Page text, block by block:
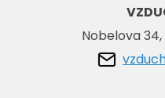
Nobelova